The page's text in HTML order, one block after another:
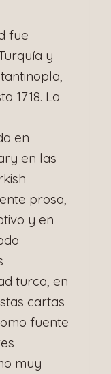
fue
y
1718. La
en
en las
prosa,
y en
turca, en
cartas
fuente
muy